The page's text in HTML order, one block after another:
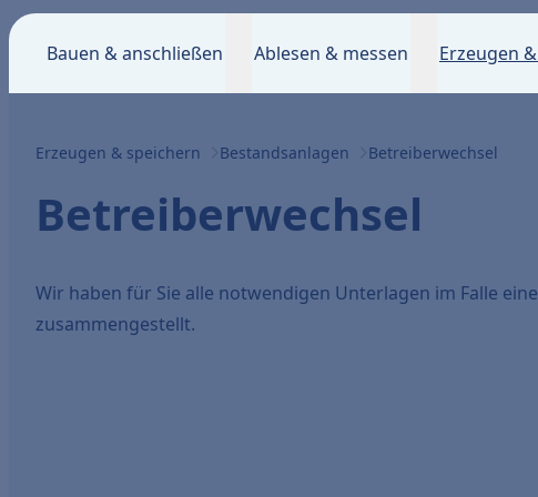
Bauen & anschließen Ablesen & messen Erzeugen
Erzeugen & speichern Bestandsanlagen Betreiberwechsel
Betreiberwechsel
Wir haben für Sie alle notwendigen Unterlagen im Falle
zusammengestellt.